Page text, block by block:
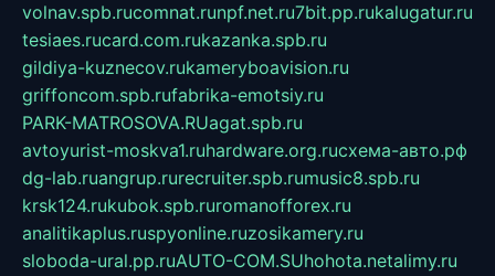
volnav.spb.rucomnat.runpf.net.ru7bit.pp.rukalugatur.ru
tesiaes.rucard.com.rukazanka.spb.ru
gildiya-kuznecov.rukameryboavision.ru
griffoncom.spb.rufabrika-emotsiy.ru
PARK-MATROSOVA.RUagat.spb.ru
avtoyurist-moskva1.ruhardware.org.ruсхема-авто.рф
dg-lab.ruangrup.rurecruiter.spb.rumusic8.spb.ru
krsk124.rukubok.spb.ruromanofforex.ru
analitikaplus.ruspyonline.ruzosikamery.ru
sloboda-ural.pp.ruAUTO-COM.SUhohota.netalimy.ru